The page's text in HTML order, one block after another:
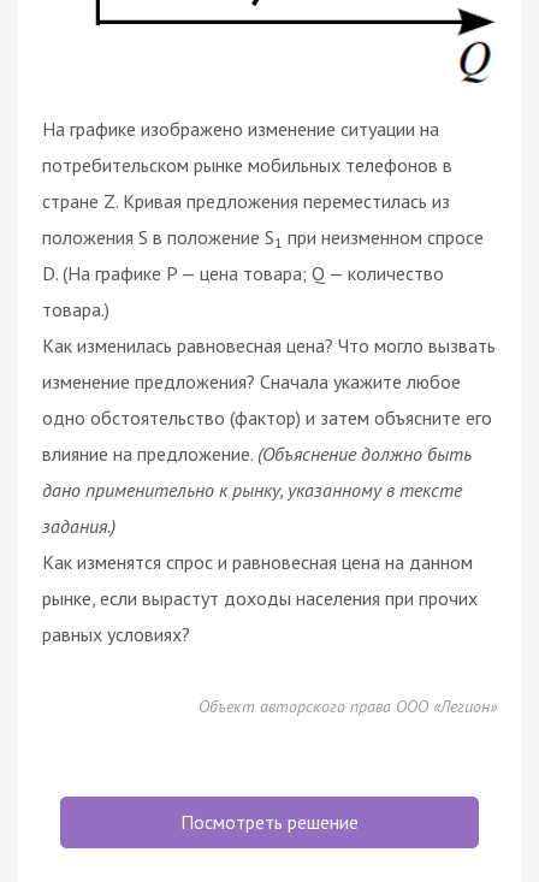
На графике изображено изменение ситуации на
потребительском рынке мобильных телефонов в
стране Z. Кривая предложения переместилась из
положения S в положение S1 при неизменном спросе
D. (На графике P — цена товара; Q — количество
товара.)
Как изменилась равновесная цена? Что могло вызвать
изменение предложения? Сначала укажите любое
одно обстоятельство (фактор) и затем объясните его
влияние на предложение. (Объяснение должно быть
дано применительно к рынку, указанному в тексте
задания.)
Как изменятся спрос и равновесная цена на данном
рынке, если вырастут доходы населения при прочих
равных условиях?
Объект авторского права ООО «Легион»
Посмотреть решение